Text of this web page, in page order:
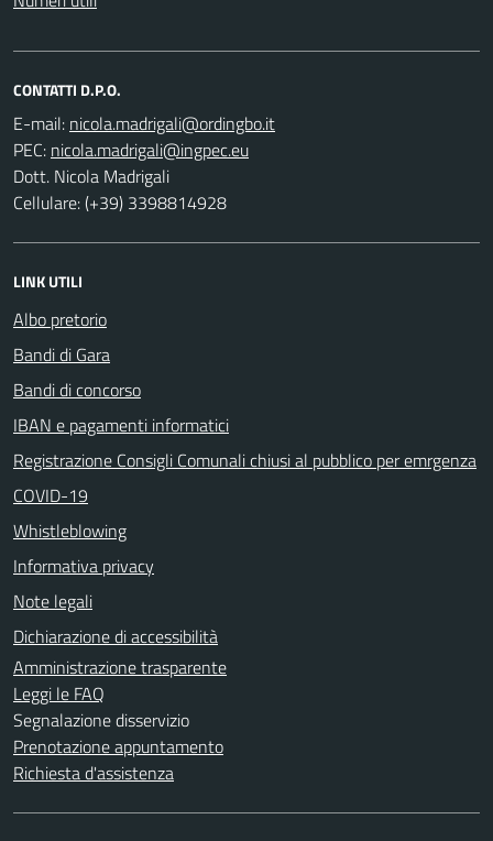
CONTATTI D.P.O.
E-mail:
PEC:
Dott. Nicola Madrigali
Cellulare: (+39) 3398814928
LINK UTILI
Albo pretorio
Bandi di Gara
Bandi di concorso
IBAN e pagamenti informatici
Registrazione Consigli Comunali chiusi al pubblico per emrgenza
COVID-19
Whistleblowing
Informativa privacy
Note legali
Dichiarazione di accessibilità
Amministrazione trasparente
Leggi le FAQ
Segnalazione disservizio
Prenotazione appuntamento
Richiesta d'assistenza